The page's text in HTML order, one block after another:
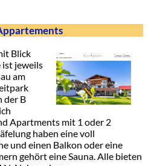
Blick
ist jeweils
am
der B
Apartments mit 1 oder 2
haben eine voll
und einen Balkon oder eine
gehört eine Sauna. Alle bieten